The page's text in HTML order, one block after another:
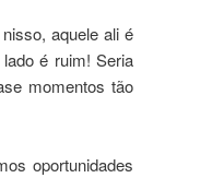
aquele ali é
é ruim! Seria
momentos tão
oportunidades